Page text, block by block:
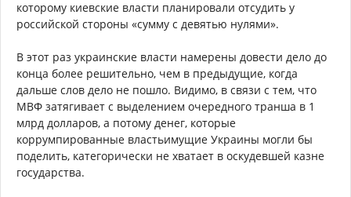
которому киевские власти планировали отсудить у
российской стороны «сумму с девятью нулями».
В этот раз украинские власти намерены довести дело до
конца более решительно, чем в предыдущие, когда
дальше слов дело не пошло. Видимо, в связи с тем, что
МВФ затягивает с выделением очередного транша в 1
млрд долларов, а потому денег, которые
коррумпированные властьимущие Украины могли бы
поделить, категорически не хватает в оскудевшей казне
государства.